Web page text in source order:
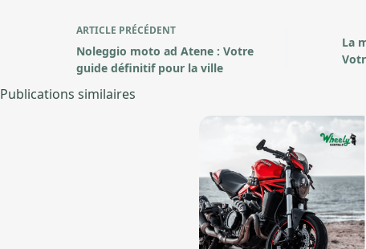
ARTICLE PRÉCÉDENT
Noleggio moto ad Atene : Votre
guide définitif pour la ville
La
Publications similaires